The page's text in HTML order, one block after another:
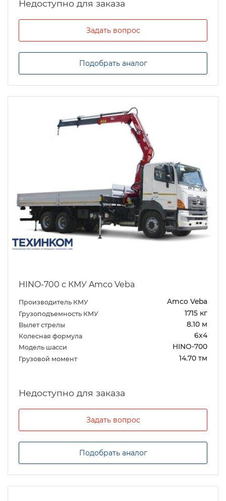
Задать вопрос
Подобрать аналог
HINO-700 с КМУ Amco Veba
Производитель КМУ Amco Veba
Грузоподъемность КМУ 1715 кг
Вылет стрелы 8.10 м
Колесная формула 6х4
Модель шасси HINO-700
Грузовой момент 14.70 тм
Задать вопрос
Подобрать аналог